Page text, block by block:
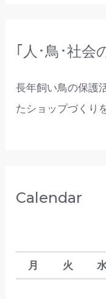
｢人･鳥･社会
長年飼い鳥の保護
たショップづくり
Calendar
月 火